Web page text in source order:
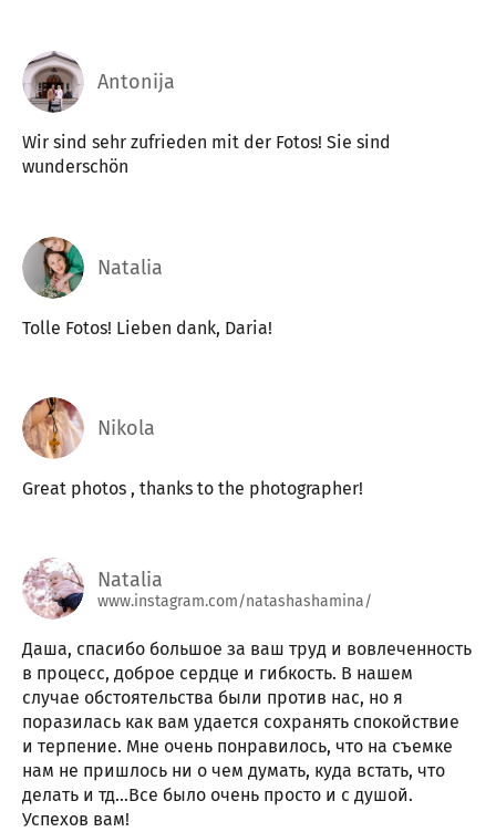
Antonija
Wir sind sehr zufrieden mit der Fotos! Sie sind
wunderschön
Natalia
Tolle Fotos! Lieben dank, Daria!
Nikola
Great photos , thanks to the photographer!
Natalia
www.instagram.com/natashashamina/
Даша, спасибо большое за ваш труд и вовлеченность
в процесс, доброе сердце и гибкость. В нашем
случае обстоятельства были против нас, но я
поразилась как вам удается сохранять спокойствие
и терпение. Мне очень понравилось, что на съемке
нам не пришлось ни о чем думать, куда встать, что
делать и тд...Все было очень просто и с душой.
Успехов вам!